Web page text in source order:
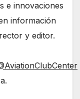
e innovaciones
información
y editor.